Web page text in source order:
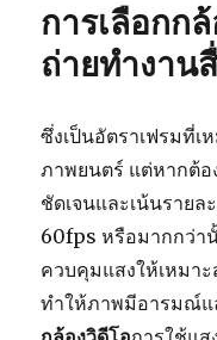
การเลือกก
ถ่ายทำงาน
ซึ่งเป็นอัตราเฟรมที่
ภาพยนตร์ แต่หากต้อ
ชัดเจนและเน้นรายล
60fps หรือมากกว่า
ควบคุมแสงให้เหมา
ทำให้ภาพมีอารมณ์แ